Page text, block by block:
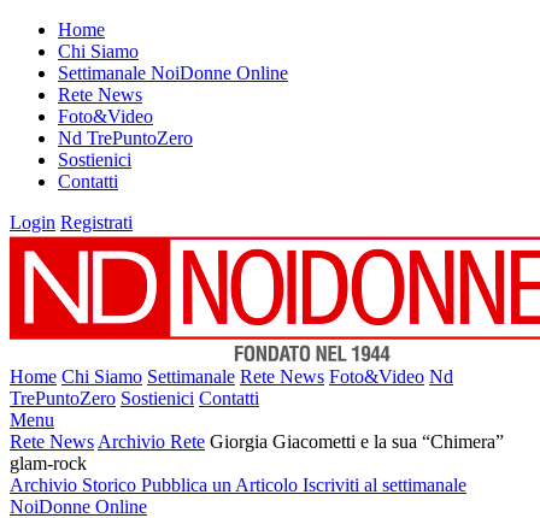
Home
Chi Siamo
Settimanale NoiDonne Online
Rete News
Foto&Video
Nd TrePuntoZero
Sostienici
Contatti
Login Registrati
Home Chi Siamo Settimanale Rete News Foto&Video Nd
TrePuntoZero Sostienici Contatti
Menu
Rete News Archivio Rete Giorgia Giacometti e la sua “Chimera”
glam-rock
Archivio Storico Pubblica un Articolo Iscriviti al settimanale
NoiDonne Online